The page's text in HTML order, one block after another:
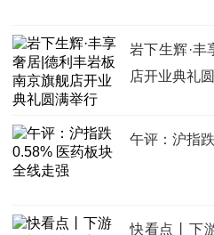
岩下生辉·丰
店开业典礼
午评：沪指
快看点丨下